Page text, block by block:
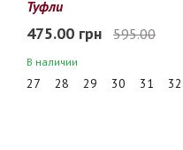
Туфли
475.00 грн 595.00
В наличии
27 28 29 30 31 32